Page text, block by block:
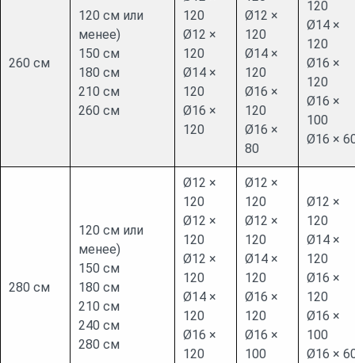
260 см
120 см или
менее)
150 см
180 см
210 см
260 см
120
Ø12 ×
120
Ø14 ×
120
Ø16 ×
120
Ø12 ×
120
Ø14 ×
120
Ø16 ×
120
Ø16 ×
80
120
Ø14 ×
120
Ø16 ×
120
Ø16 ×
100
Ø16 ×
280 см
120 см или
менее)
150 см
180 см
210 см
240 см
280 см
Ø12 ×
120
Ø12 ×
120
Ø12 ×
120
Ø14 ×
120
Ø16 ×
120
Ø12 ×
120
Ø12 ×
120
Ø14 ×
120
Ø16 ×
120
Ø16 ×
100
Ø12 ×
120
Ø14 ×
120
Ø16 ×
120
Ø16 ×
100
Ø16 ×